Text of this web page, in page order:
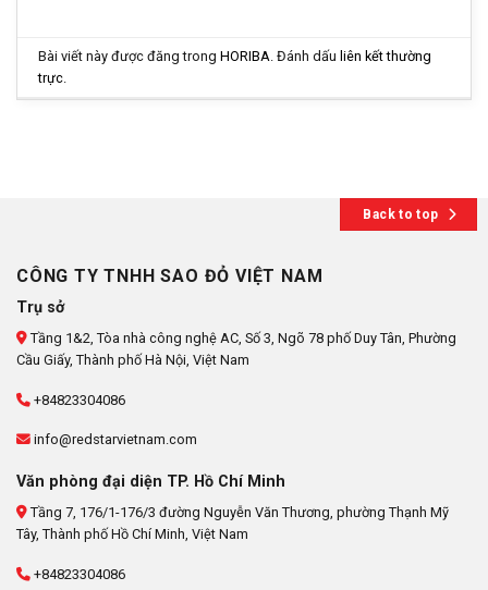
Bài viết này được đăng trongHORIBA . Đánh dấuliên kết thường
trực
Back to top
CÔNG TY TNHH SAO ĐỎ VIỆT NAM
Trụ sở
Tầng 1&2, Tòa nhà công nghệ AC, Số 3, Ngõ 78 phố Duy Tân, Phường
Cầu Giấy, Thành phố Hà Nội, Việt Nam
+84823304086
info@redstarvietnam.com
Văn phòng đại diện TP. Hồ Chí Minh
Tầng 7, 176/1-176/3 đường Nguyễn Văn Thương, phường Thạnh Mỹ
Tây, Thành phố Hồ Chí Minh, Việt Nam
+84823304086